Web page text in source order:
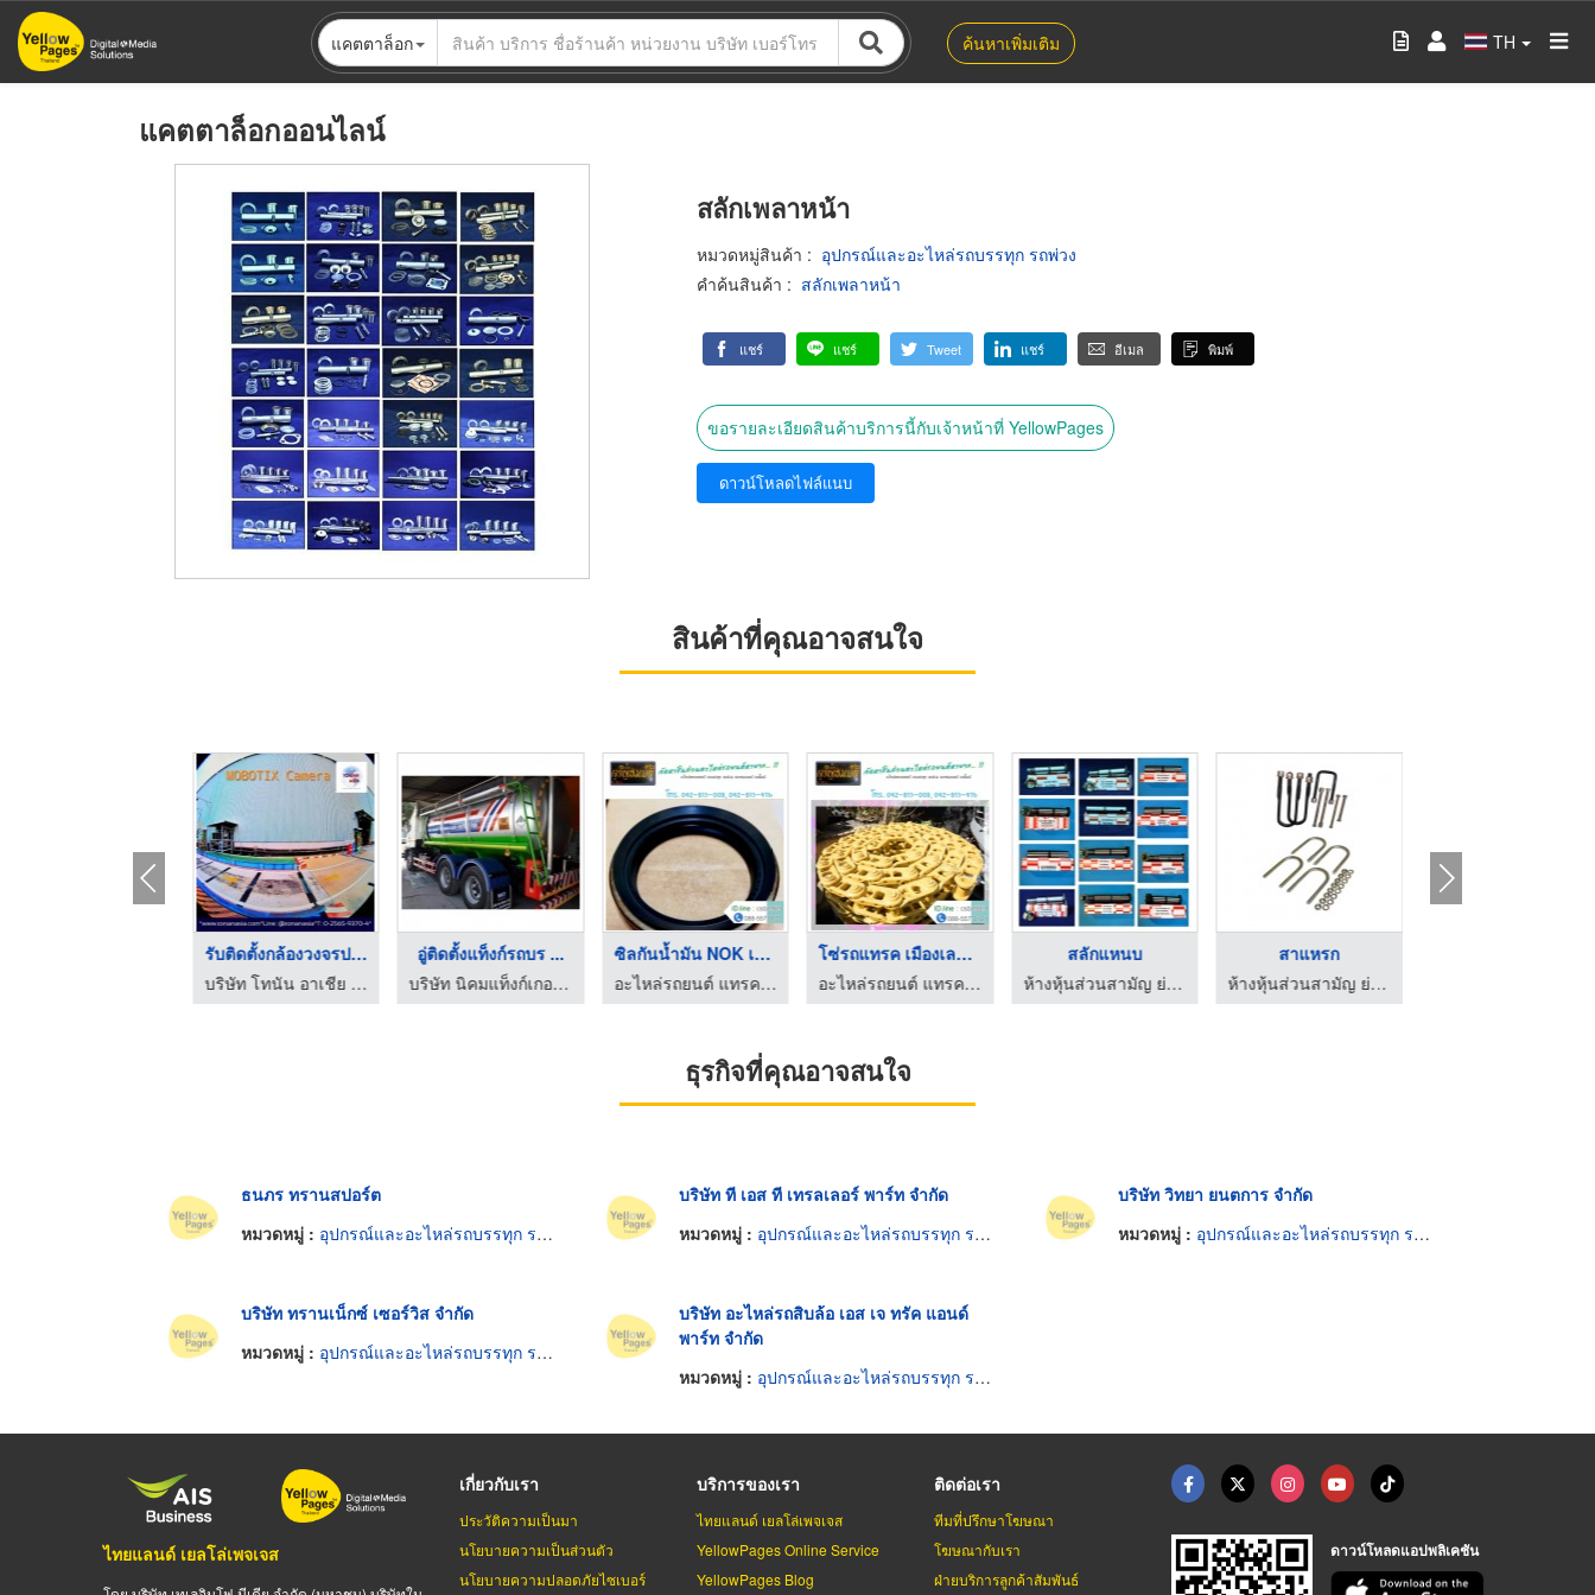
ข้าม
ไป
แคตตาล็อก ค้นหาเพิ่มเติม TH
แคตตาล็อกออนไลน์
สลักเพลาหน้า
หมวดหมู่สินค้า : อุปกรณ์และอะไหล่รถบรรทุก รถพ่วง
คำค้นสินค้า : สลักเพลาหน้า
แชร์ แชร์ Tweet แชร์ อีเมล พิมพ์
ขอรายละเอียดสินค้าบริการนี้กับเจ้าหน้าที่ YellowPages
ดาวน์โหลดไฟล์แนบ
สินค้าที่คุณอาจสนใจ
รับติดตั้งกล้องวงจรป ...
บริษัท โทนัน อาเชีย ออโต้เทค จำกัด
อู่ติดตั้งแท็งก์รถบร ...
บริษัท นิคมแท็งก์เกอร์ จำกัด
ซิลกันน้ำมัน NOK เมื ...
อะไหล่รถยนต์ แทรคเตอร์เมืองเลย เจริญสมบัติ (1989)
โซ่รถแทรค เมืองเลย เ ...
อะไหล่รถยนต์ แทรคเตอร์เมืองเลย เจริญสมบัติ (1989)
สลักแหนบ
ห้างหุ้นส่วนสามัญ ย่งเชียง 2009
สาแหรก
ห้างหุ้นส่วนสามัญ ย่งเชียง 2009
ธุรกิจที่คุณอาจสนใจ
ธนภร ทรานสปอร์ต
หมวดหมู่ : อุปกรณ์และอะไหล่รถบรรทุก รถพ่วง
บริษัท ที เอส ที เทรลเลอร์ พาร์ท จำกัด
หมวดหมู่ : อุปกรณ์และอะไหล่รถบรรทุก รถพ่วง
บริษัท วิทยา ยนตการ จำกัด
หมวดหมู่ : อุปกรณ์และอะไหล่รถบรรทุก รถพ่วง
บริษัท ทรานเน็กซ์ เซอร์วิส จำกัด
หมวดหมู่ : อุปกรณ์และอะไหล่รถบรรทุก รถพ่วง
บริษัท อะไหล่รถสิบล้อ เอส เจ ทรัค แอนด์
พาร์ท จำกัด
หมวดหมู่ : อุปกรณ์และอะไหล่รถบรรทุก รถพ่วง
ไทยแลนด์ เยลโล่เพจเจส
เกี่ยวกับเรา
ประวัติความเป็นมา
นโยบายความเป็นส่วนตัว
นโยบายความปลอดภัยไซเบอร์
บริการของเรา
ไทยแลนด์ เยลโล่เพจเจส
YellowPages Online Service
YellowPages Blog
ติดต่อเรา
ทีมที่ปรึกษาโฆษณา
โฆษณากับเรา
ฝ่ายบริการลูกค้าสัมพันธ์
ดาวน์โหลดแอปพลิเคชัน